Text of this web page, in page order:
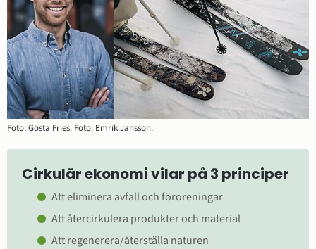
Foto: Gösta Fries. Foto: Emrik Jansson.
Cirkulär ekonomi vilar på 3 principer
Att eliminera avfall och föroreningar
Att återcirkulera produkter och material
Att regenerera/återställa naturen